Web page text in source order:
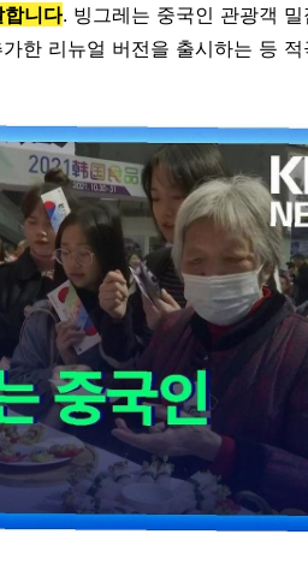
니다. 빙그레는 중국인 관광객 밀
한 리뉴얼 버전을 출시하는 등